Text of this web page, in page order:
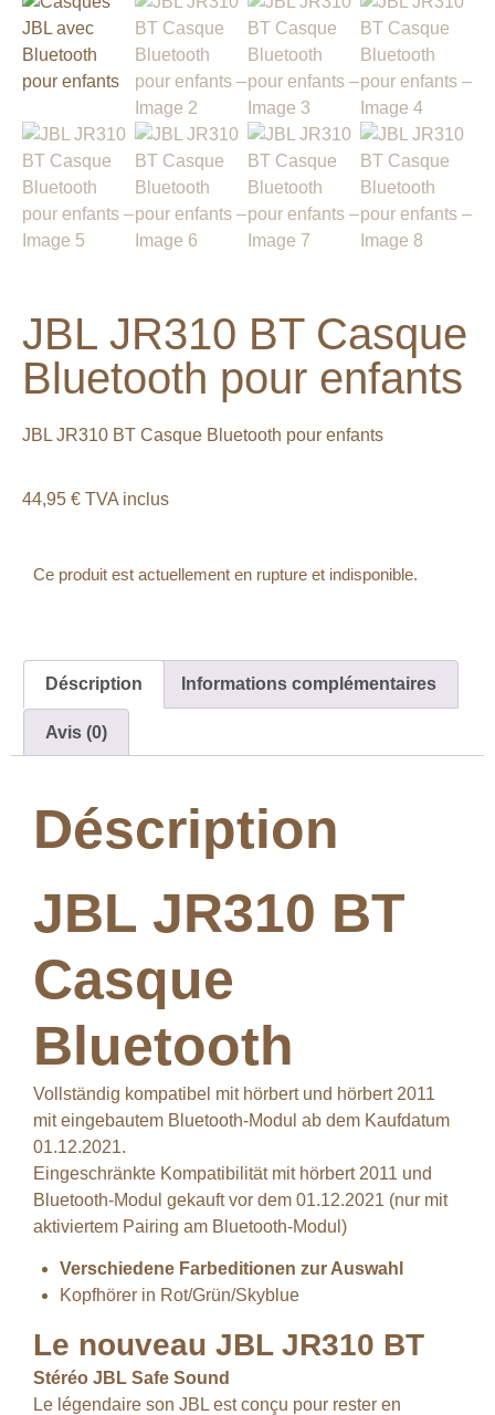
JBL JR310 BT Casque
Bluetooth pour enfants
JBL JR310 BT Casque Bluetooth pour enfants
44,95 € TVA inclus
Ce produit est actuellement en rupture et indisponible.
Déscription Informations complémentaires
Avis (0)
Déscription
JBL JR310 BT
Casque
Bluetooth
Vollständig kompatibel mit hörbert und hörbert 2011
mit eingebautem Bluetooth-Modul ab dem Kaufdatum
01.12.2021.
Eingeschränkte Kompatibilität mit hörbert 2011 und
Bluetooth-Modul gekauft vor dem 01.12.2021 (nur mit
aktiviertem Pairing am Bluetooth-Modul)
Verschiedene Farbeditionen zur Auswahl
Kopfhörer in Rot/Grün/Skyblue
Le nouveau JBL JR310 BT
Stéréo JBL Safe Sound
Le légendaire son JBL est conçu pour rester en